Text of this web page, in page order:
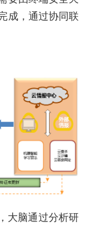
成，通过协同联
大脑通过分析研